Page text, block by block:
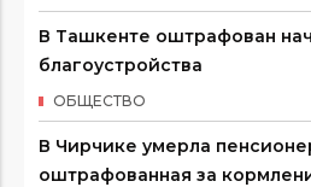
В Ташкенте оштрафован
благоустройства
ОБЩЕСТВО
В Чирчике умерла
оштрафованная за